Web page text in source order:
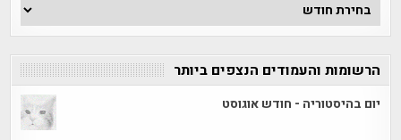
הכתבות
הרשומות והעמודים הנצפים ביותר
יום בהיסטוריה - חודש אוגוסט